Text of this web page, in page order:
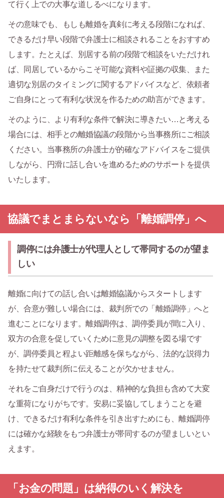
て行く上での大事な道しるべになります。
その意味でも、もしも離婚を真剣に考える段階になれば、
できるだけ早い段階で弁護士に相談されることをおすすめ
します。たとえば、別居する前の段階で相談をいただけれ
ば、同居しているからこそ可能な資料や証拠の収集、また
適切な別居のタイミングに関するアドバイスなど、依頼者
ご自身にとって有利な状況を作るための助言ができます。
そのように、より有利な条件で解決に導きたい…と考える
場合には、相手との離婚協議の段階から当事務所にご相談
ください。当事務所の弁護士が的確なアドバイスをご提供
しながら、円滑に話し合いを進めるためのサポートを提供
いたします。
協議でまとまらないなら「離婚調停」へ
調停には弁護士が代理人として帯同するのが望ま
しい
離婚に向けての話し合いは離婚協議からスタートします
が、合意が難しい場合には、裁判所での「離婚調停」へと
進むことになります。離婚調停は、調停委員が間に入り、
双方の合意を促していくために意見の調整を図る場です
が、調停委員と程よい距離感を保ちながら、法的な説得力
を持たせて裁判所に伝えることが欠かせません。
それをご自身だけで行うのは、精神的な負担も含めて大変
な重荷になりがちです。安易に妥協してしまうことを避
け、できるだけ有利な条件を引き出すためにも、離婚調停
には確かな経験をもつ弁護士が帯同するのが望ましいとい
えます。
「お金の問題」は納得のいく解決を